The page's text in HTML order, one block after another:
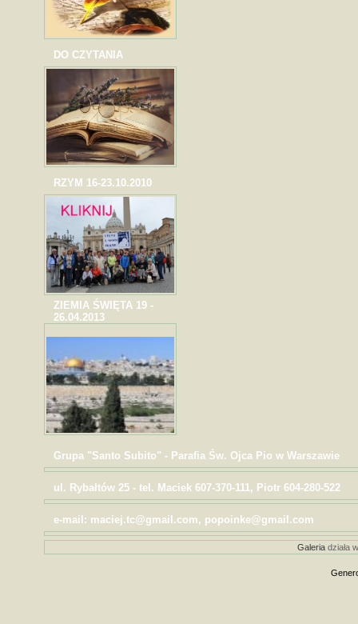
DO CZYTANIA
RZYM 16-23.10.2010
ZIEMIA ŚWIĘTA 19 -
26.04.2013
Grupa "Santo Subito" - Parafia Św. Ojca Pio w Warszawie
ul. Rybałtów 25 - tel. Maciek 607-370-111, Piotr 604-280-522
e-mail: maciej.tc@gmail.com, popoinke@gmail.com
Galeriadziała